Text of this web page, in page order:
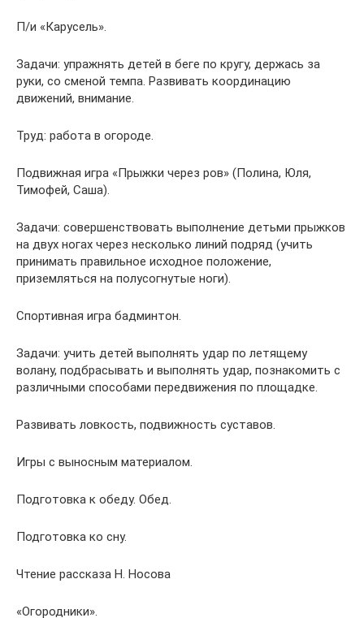
П/и «Карусель».
Задачи: упражнять детей в беге по кругу, держась за
руки, со сменой темпа. Развивать координацию
движений, внимание.
Труд: работа в огороде.
Подвижная игра «Прыжки через ров» (Полина, Юля,
Тимофей, Саша).
Задачи: совершенствовать выполнение детьми прыжков
на двух ногах через несколько линий подряд (учить
принимать правильное исходное положение,
приземляться на полусогнутые ноги).
Спортивная игра бадминтон.
Задачи: учить детей выполнять удар по летящему
волану, подбрасывать и выполнять удар, познакомить с
различными способами передвижения по площадке.
Развивать ловкость, подвижность суставов.
Игры с выносным материалом.
Подготовка к обеду. Обед.
Подготовка ко сну.
Чтение рассказа Н. Носова
«Огородники».